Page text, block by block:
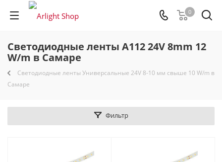
0
Светодиодные ленты A112 24V 8mm 12
W/m в Самаре
Светодиодные ленты Универсальные 24V 8-10 мм свыше 10 W/m в
Самаре
Фильтр